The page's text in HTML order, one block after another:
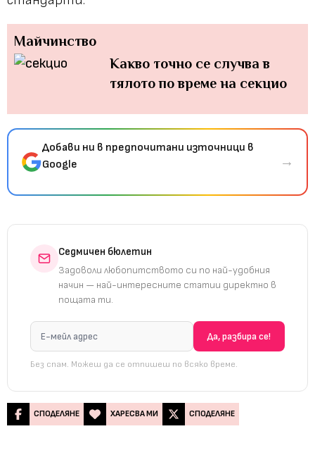
Майчинство
Какво точно се случва в
тялото по време на секцио
Добави ни в предпочитани източници в
Google
→
Седмичен бюлетин
Задоволи любопитството си по най-удобния
начин — най-интересните статии директно в
пощата ти.
Без спам. Можеш да се отпишеш по всяко време.
СПОДЕЛЯНЕ ХАРЕСВА МИ СПОДЕЛЯНЕ